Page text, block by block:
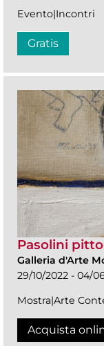
Evento|Incontri
Gratis
Pasolini
Galleria d'Arte
29/10/2022 - 04/
Mostra|Arte
Acquista